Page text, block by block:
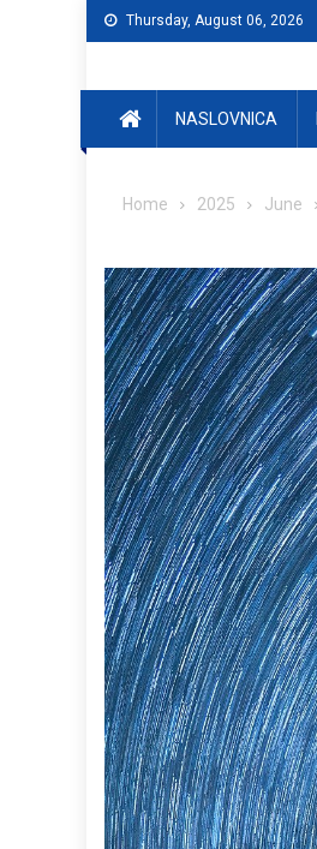
Thursday, August 06, 2026
NASLOVNICA
Home 2025 June